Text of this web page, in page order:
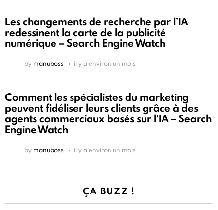
Les changements de recherche par l’IA
redessinent la carte de la publicité
numérique – Search Engine Watch
by manuboss il y a environ un mois
Comment les spécialistes du marketing
peuvent fidéliser leurs clients grâce à des
agents commerciaux basés sur l'IA – Search
Engine Watch
by manuboss il y a environ un mois
ÇA BUZZ !